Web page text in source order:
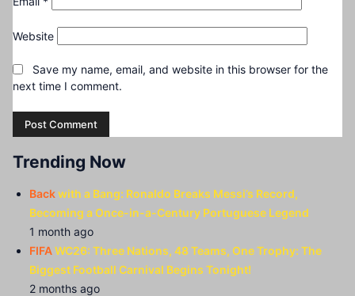
Website
Save my name, email, and website in this browser for the
next time I comment.
Trending Now
Backwith a Bang: Ronaldo Breaks Messi’s Record,
Becoming a Once-in-a-Century Portuguese Legend
1 month ago
FIFAWC26: Three Nations, 48 Teams, One Trophy: The
Biggest Football Carnival Begins Tonight!
2 months ago